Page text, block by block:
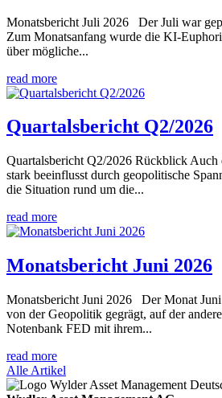
Monatsbericht Juli 2026 Der Juli war
Zum Monatsanfang wurde die KI-
über mögliche...
read more
Quartalsbericht Q2/2026
Quartalsbericht Q2/2026 Rückblick Auch
stark beeinflusst durch geopolitische
die Situation rund um die...
read more
Monatsbericht Juni 2026
Monatsbericht Juni 2026 Der Monat
von der Geopolitik gegrägt, auf der
Notenbank FED mit ihrem...
read more
Alle Artikel